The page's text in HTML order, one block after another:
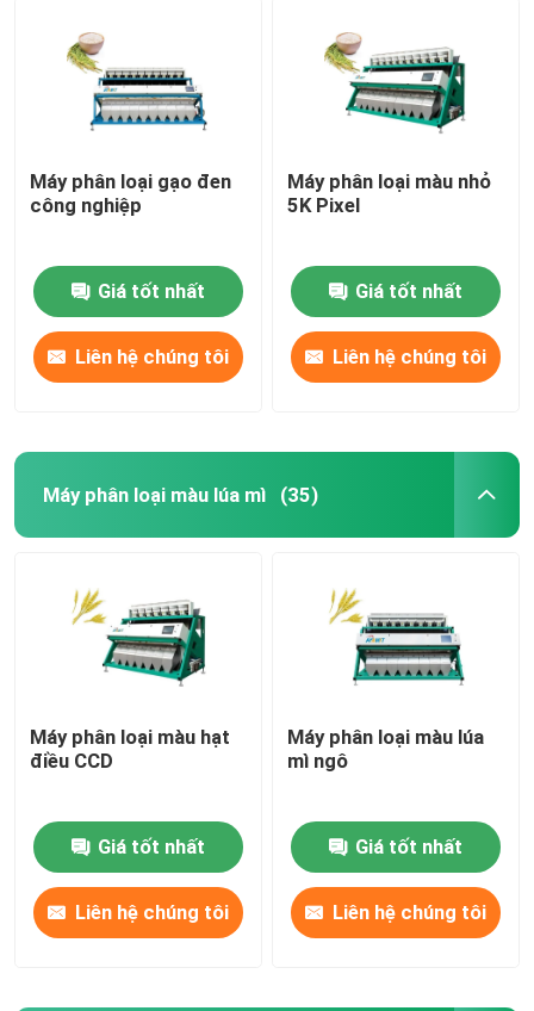
Máy phân loại gạo đen
công nghiệp
Giá tốt nhất
Liên hệ chúng tôi
Máy phân loại màu nhỏ
5K Pixel
Giá tốt nhất
Liên hệ chúng tôi
Máy phân loại màu lúa mì (35)
Máy phân loại màu hạt
điều CCD
Giá tốt nhất
Liên hệ chúng tôi
Máy phân loại màu lúa
mì ngô
Giá tốt nhất
Liên hệ chúng tôi